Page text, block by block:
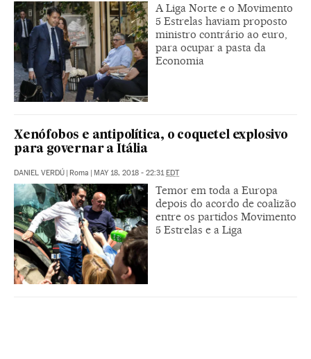
A Liga Norte e o Movimento
5 Estrelas haviam proposto
ministro contrário ao euro,
para ocupar a pasta da
Economia
Xenófobos e antipolítica, o coquetel explosivo
para governar a Itália
DANIEL VERDÚ | Roma | MAY 18, 2018 - 22:31EDT
Temor em toda a Europa
depois do acordo de coalizão
entre os partidos Movimento
5 Estrelas e a Liga